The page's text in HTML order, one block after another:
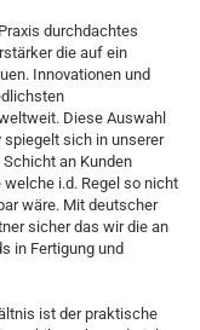
durchdachtes
die auf ein
Innovationen und
Diese Auswahl
spiegelt sich in unserer
an Kunden
i.d. Regel so nicht
wäre. Mit deutscher
sicher das wir die an
in Fertigung und
ist der praktische